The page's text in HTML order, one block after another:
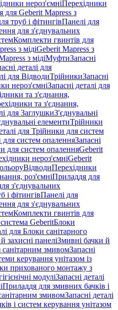
нероз'ємніПерехідники
для Geberit Mapress з
труб і фітингівПанелі для
для з'єднувальних
Комплекти гвинтів для
з мідіGeberit Mapress з
з мідіМуфтиЗапасні
деталі для
для ВідводиТрійникиЗапасні
нероз'ємніЗапасні деталі для
та з'єднання,
та з'єднання,
для ЗаглушкиЗ'єднувальні
елементиТрійники
для Трійники для систем
для систем опаленняЗапасні
для систем опаленняGeberit
нероз'ємніGeberit
ВідводиПерехідники
роз'ємніПриладдя для
з'єднувальних
і фітингівПанелі для
для з'єднувальних
Комплекти гвинтів для
GeberitБлоки
для Блоки санітарного
панеліЗмивні бачки й
санітарним змивомЗапасні
керування унітазом із
прихованого монтажу з
модуліЗапасні деталі
Приладдя для змивних бачків і
змивомЗапасні деталі
і систем керування унітазом